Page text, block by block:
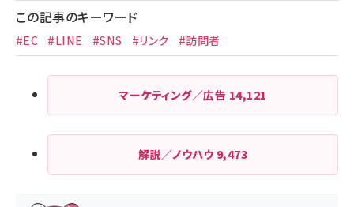
この記事のキーワード
#EC #LINE #SNS #リンク #訪問者
マーケティング／広告 14,121
解説／ノウハウ 9,473